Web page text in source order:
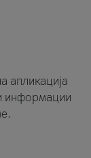
апликација
информации